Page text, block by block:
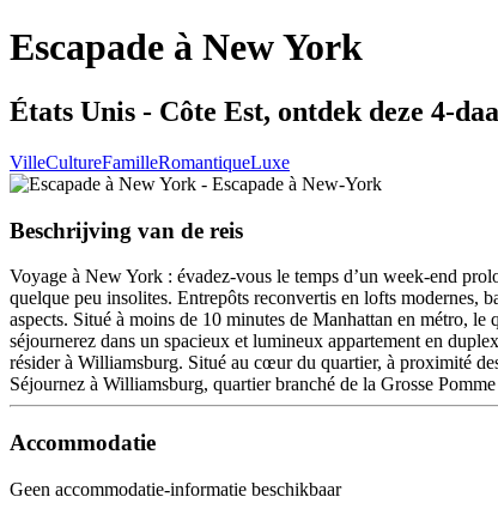
Escapade à New York
États Unis - Côte Est, ontdek deze 4-
VilleCultureFamilleRomantiqueLuxe
Beschrijving van de reis
Voyage à New York : évadez-vous le temps d’un week-end
quelque peu insolites. Entrepôts reconvertis en lofts modernes,
aspects. Situé à moins de 10 minutes de Manhattan en métro,
séjournerez dans un spacieux et lumineux appartement en
résider à Williamsburg. Situé au cœur du quartier, à proximité
Séjournez à Williamsburg, quartier branché de la Grosse
Accommodatie
Geen accommodatie-informatie beschikbaar